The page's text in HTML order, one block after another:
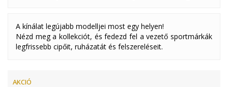
A kínálat legújabb modelljei most egy helyen!
Nézd meg a kollekciót, és fedezd fel a vezető sportmárkák
legfrissebb cipőit, ruházatát és felszereléseit.
AKCIÓ